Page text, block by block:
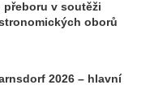
v soutěži
oborů
2026 – hlavní